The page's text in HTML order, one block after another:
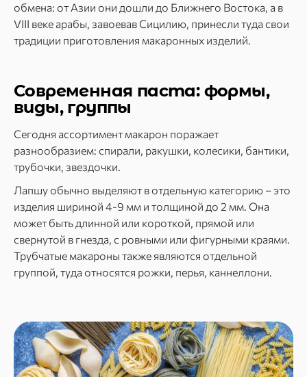
обмена: от Азии они дошли до Ближнего Востока, а в
VIII веке арабы, завоевав Сицилию, принесли туда свои
традиции приготовления макаронных изделий.
Современная паста: формы,
виды, группы
Сегодня ассортимент макарон поражает
разнообразием: спирали, ракушки, колесики, бантики,
трубочки, звездочки.
Лапшу обычно выделяют в отдельную категорию – это
изделия шириной 4-9 мм и толщиной до 2 мм. Она
может быть длинной или короткой, прямой или
свернутой в гнезда, с ровными или фигурными краями.
Трубчатые макароны также являются отдельной
группой, туда относятся рожки, перья, каннеллони.